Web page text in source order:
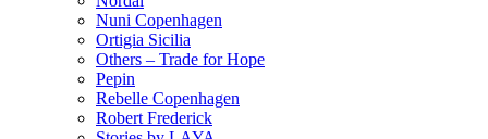
Nuni Copenhagen
Ortigia Sicilia
Others – Trade for Hope
Pepin
Rebelle Copenhagen
Robert Frederick